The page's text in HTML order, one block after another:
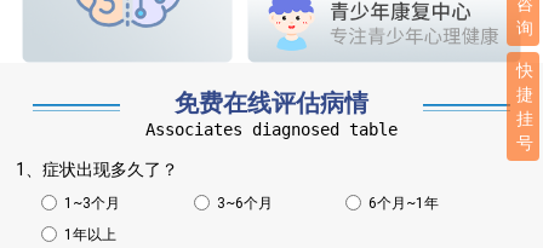
免费在线评估病情
Associates diagnosed table
1、症状出现多久了？
1~3个月 3~6个月
6个月~1年
1年以上
询
快
捷
挂
号